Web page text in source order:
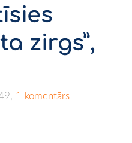
zirgs”,
1 komentārs